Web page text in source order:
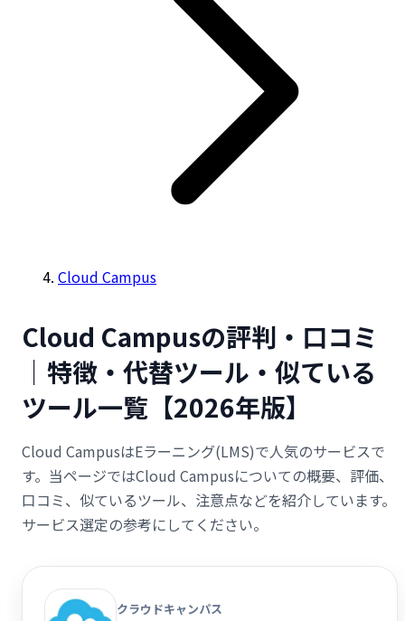
Cloud Campus
Cloud Campusの評判・口コミ
｜特徴・代替ツール・似ている
ツール一覧【2026年版】
Cloud CampusはEラーニング(LMS)で人気のサービスで
す。当ページではCloud Campusについての概要、評価、
口コミ、似ているツール、注意点などを紹介しています。
サービス選定の参考にしてください。
クラウドキャンパス